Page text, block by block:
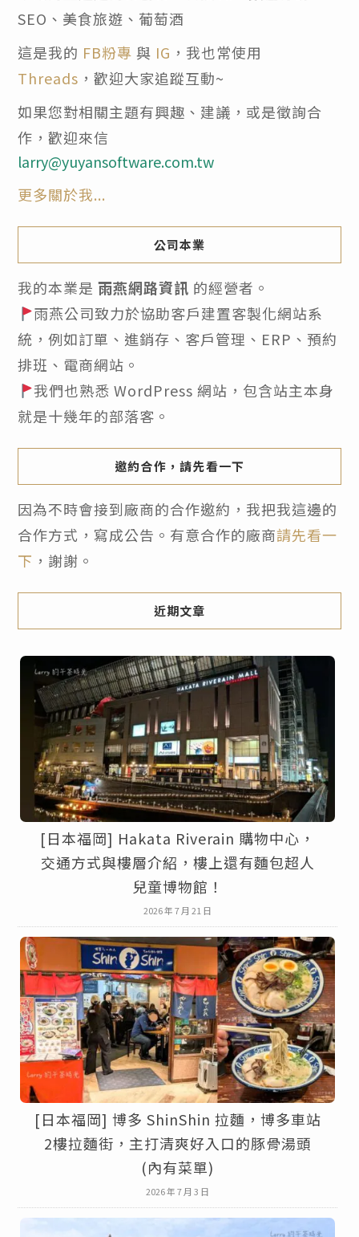
SEO、美食旅遊、葡萄酒
這是我的 FB粉專 與 IG ，我也常使用
Threads ，歡迎大家追蹤互動~
如果您對相關主題有興趣、建議，或是徵詢合
作，歡迎來信
larry@yuyansoftware.com.tw
更多關於我...
公司本業
我的本業是 雨燕網路資訊 的經營者。
雨燕公司致力於協助客戶建置客製化網站系
統，例如訂單、進銷存、客戶管理、ERP、預約
排班、電商網站。
我們也熟悉 WordPress 網站，包含站主本身
就是十幾年的部落客。
邀約合作，請先看一下
因為不時會接到廠商的合作邀約，我把我這邊的
合作方式，寫成公告。有意合作的廠商請先看一
下 ，謝謝。
近期文章
[日本福岡] Hakata Riverain 購物中心，
交通方式與樓層介紹，樓上還有麵包超人
兒童博物館！
2026 年 7 月 21 日
[日本福岡] 博多 ShinShin 拉麵，博多車站
2樓拉麵街，主打清爽好入口的豚骨湯頭
(內有菜單)
2026 年 7 月 3 日